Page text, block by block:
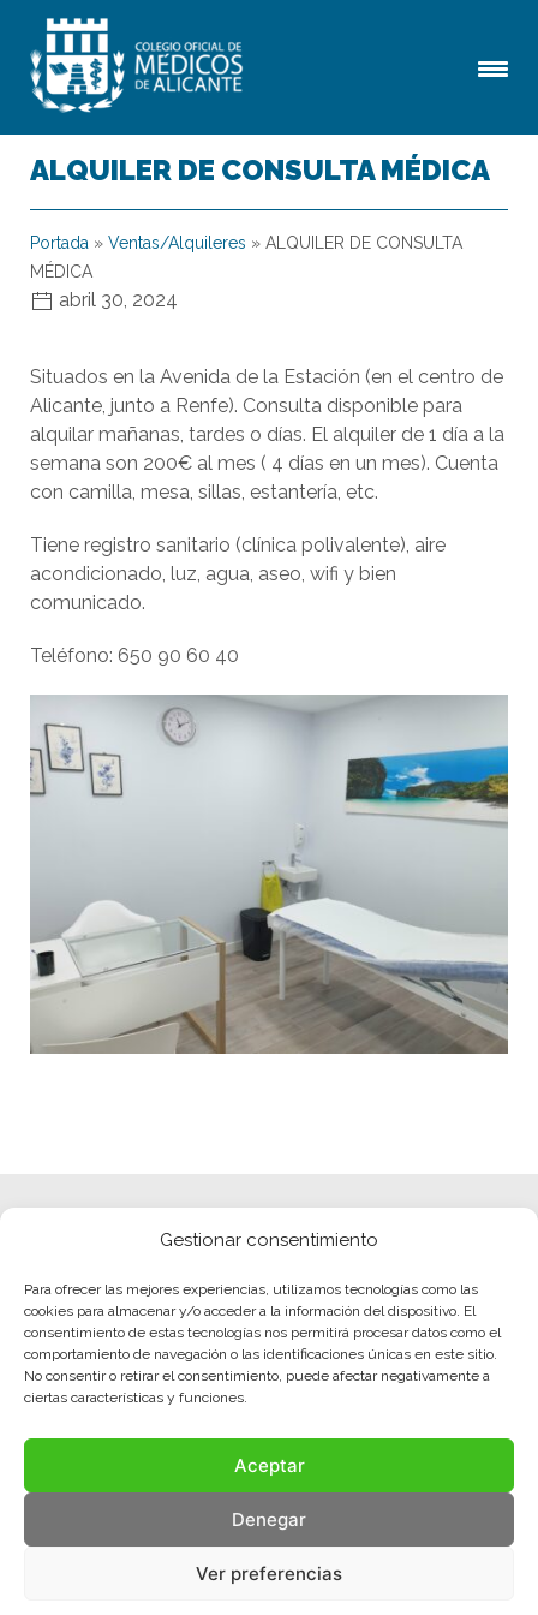
Gestionar consentimiento
Para ofrecer las mejores experiencias, utilizamos tecnologías como las
cookies para almacenar y/o acceder a la información del dispositivo. El
consentimiento de estas tecnologías nos permitirá procesar datos como el
comportamiento de navegación o las identificaciones únicas en este sitio.
No consentir o retirar el consentimiento, puede afectar negativamente a
ciertas características y funciones.
Aceptar
Denegar
Ver preferencias
ALQUILER DE CONSULTA MÉDICA
Portada » Ventas/Alquileres » ALQUILER DE CONSULTA
MÉDICA
abril 30, 2024
Situados en la Avenida de la Estación (en el centro de
Alicante, junto a Renfe). Consulta disponible para
alquilar mañanas, tardes o días. El alquiler de 1 día a la
semana son 200€ al mes ( 4 días en un mes). Cuenta
con camilla, mesa, sillas, estantería, etc.
Tiene registro sanitario (clínica polivalente), aire
acondicionado, luz, agua, aseo, wifi y bien
comunicado.
Teléfono: 650 90 60 40